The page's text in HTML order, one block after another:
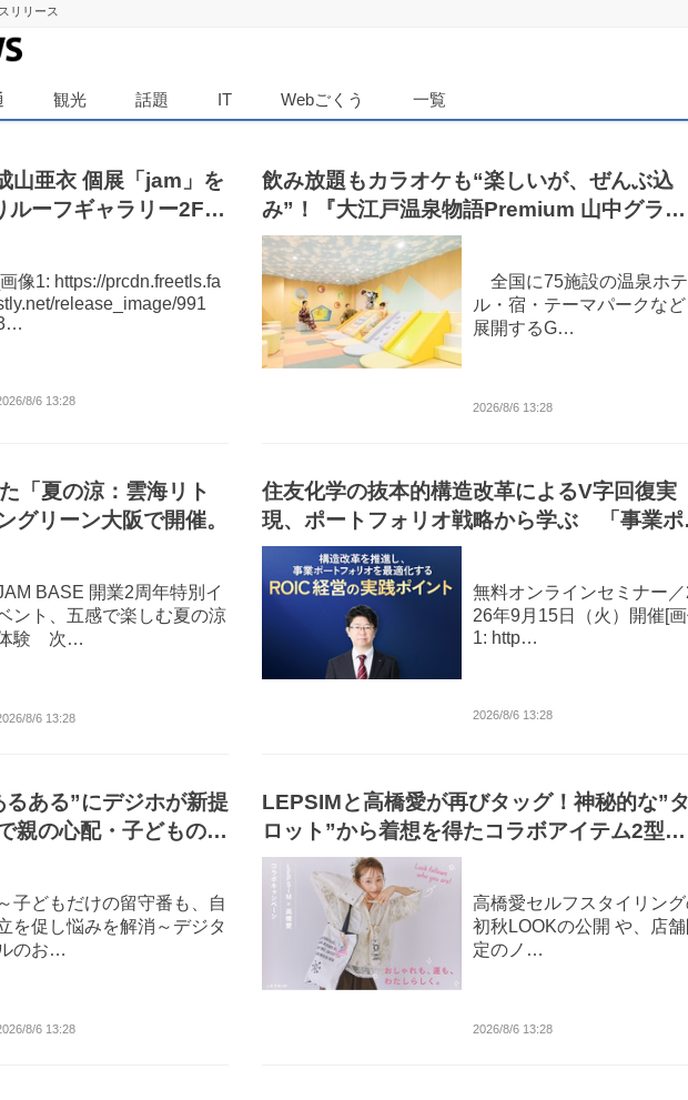
リリース
観光 話題 IT Webごくう 一覧
山亜衣 個展「jam」を
ーフギャラリー2Fに
像1: https://prcdn.freetls.fa
release_image/991
8/6 13:28
飲み放題もカラオケも“楽しいが、ぜんぶ込
み”！『大江戸温泉物語Premium 山中グラン
ドホテル』にてPremiumシリーズ初のオール
インクルーシブ導入
全国に75施設の温泉ホテ
ル・宿・テーマパークな
展開するG…
2026/8/6 13:28
「夏の涼：雲海リト
グリーン大阪で開催。
BASE 開業2周年特別イ
ント、五感で楽しむ夏の涼
験 次…
8/6 13:28
住友化学の抜本的構造改革によるV字回復実
現、ポートフォリオ戦略から学ぶ 「事業ポ
トフォリオを最適化するROIC経営の実践ポイ
ント」
無料オンラインセミナー
26年9月15日（火）開催[
1: http…
2026/8/6 13:28
ある”にデジホが新提
の心配・子どもの不
～子どもだけの留守番も、自
を促し悩みを解消～デジタ
のお…
8/6 13:28
LEPSIMと高橋愛が再びタッグ！神秘的な”タ
ロット”から着想を得たコラボアイテム2型を8
月13日（木）に発売
高橋愛セルフスタイリン
初秋LOOKの公開 や、店舗
定のノ…
2026/8/6 13:28